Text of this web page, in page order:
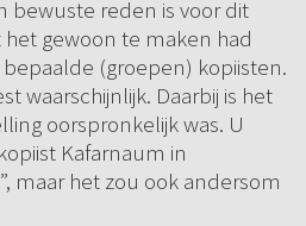
bewuste reden is voor dit
gewoon te maken had
(groepen) kopiisten.
waarschijnlijk. Daarbij is het
oorspronkelijk was. U
Kafarnaum in
maar het zou ook andersom